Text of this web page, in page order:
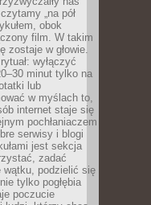
„na pół
obok
film. W takim
zostaje w głowie.
wyłączyć
minut tylko na
lub
w myślach to,
internet staje się
pochłaniaczem
serwisy i blogi
jest sekcja
zadać
wątku, podzielić się
tylko pogłębia
poczucie